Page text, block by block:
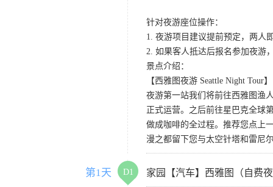
针对夜游座位操作：
1. 夜游项目建议提前预定，两人
2. 如果客人抵达后报名参加夜游
景点介绍：
【西雅图夜游 Seattle Night Tour】
夜游第一站我们将前往西雅图渔
正式运营。之后前往星巴克全球
做成咖啡的全过程。推荐您点上
漫之都留下您与太空针塔和雷尼
第1天 D1 家园【汽车】西雅图（自费